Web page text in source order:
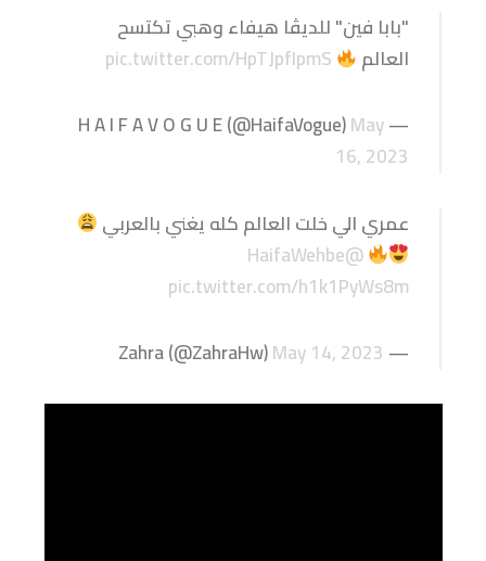
"بابا فين" للديڤا هيفاء وهبي تكتسح
العالم
pic.twitter.com/HpTJpfIpmS
— H A I F A V O G U E (@HaifaVogue)
May
16, 2023
عمري الي خلت العالم كله يغني بالعربي
@HaifaWehbe
pic.twitter.com/h1k1PyWs8m
— Zahra (@ZahraHw)
May 14, 2023